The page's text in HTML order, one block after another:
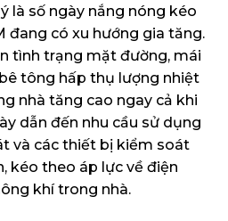
là số ngày nắng nóng kéo
đang có xu hướng gia tăng.
tình trạng mặt đường, mái
tông hấp thụ lượng nhiệt
nhà tăng cao ngay cả khi
dẫn đến nhu cầu sử dụng
và các thiết bị kiểm soát
kéo theo áp lực về điện
khí trong nhà.